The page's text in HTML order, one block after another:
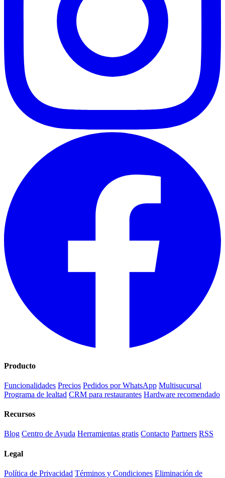
Producto
Funcionalidades Precios Pedidos por WhatsApp Multisucursal
Programa de lealtad CRM para restaurantes Hardware recomendado
Recursos
Blog Centro de Ayuda Herramientas gratis Contacto Partners RSS
Legal
Política de Privacidad Términos y Condiciones Eliminación de